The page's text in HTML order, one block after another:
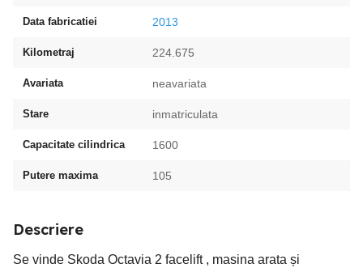
Data fabricatiei 2013
Kilometraj 224.675
Avariata neavariata
Stare inmatriculata
Capacitate cilindrica 1600
Putere maxima 105
Descriere
Se vinde Skoda Octavia 2 facelift , masina arata și